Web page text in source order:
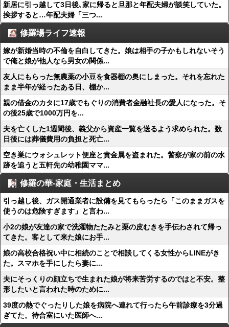
新居に引っ越して3日後､家に帰ると旦那と年配夫婦が談笑していた。
挨拶すると…年配夫婦「三つ...
修羅場ライフ速報
嫁が新婚当時の不倫を自白してきた。娘は相手の子かもしれないそう
で俺と娘が他人なら男女の関係...
友人にもらった無農薬の小豆を食器棚の奥にしまった。それを忘れた
まま半年が経ったある日、棚か...
親の借金のカタに17歳でもぐりの消費者金融社長の愛人になった。そ
の後25歳で1000万円を...
夫を亡くした1週間後、義父から資産一覧を送るよう求められた。数
日後には葬儀費用の負担と死亡...
空き巣にウォシュレット便座と貴金属を盗まれた。警察が家の前の水
跡を追うと五軒先の幼稚園ママ...
修羅の華-家庭・生活まとめ
引っ越し後、ガス開通業者に設備を見てもらったら「このままガスを
使うのは危険すぎます」と言わ...
小2の娘が友達の家で洗濯物たたみと栗の皮むきを手伝わされて帰っ
てきた。客として来た娘にお手...
娘の高校合格祝い中に相続のことで相談してくる女性からLINEがき
た。スマホを手にしたら妻に...
夫にそっくりの顔立ちで生まれた娘が将来苦労するのではと不安。整
形したいと言われた時のために...
39度の熱でぐったりした娘を病院へ連れて行ったら午前診療を3分過
ぎてた。待合室にいた医師へ...